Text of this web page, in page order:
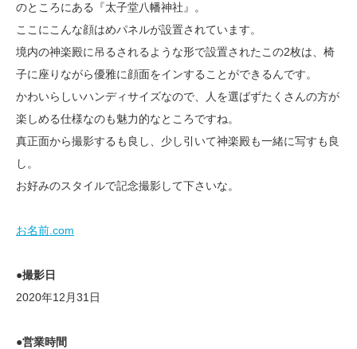
のところにある『太子堂八幡神社』。
ここにこんな顔はめパネルが設置されています。
境内の神楽殿に吊るされるような形で設置されたこの2枚は、椅
子に座りながら優雅に顔面をインすることができるんです。
かわいらしいハンディサイズなので、人を選ばずたくさんの方が
楽しめる仕様なのも魅力的なところですね。
真正面から撮影するも良し、少し引いて神楽殿も一緒に写すも良
し。
お好みのスタイルで記念撮影して下さいな。
お名前.com
●撮影日
2020年12月31日
●営業時間